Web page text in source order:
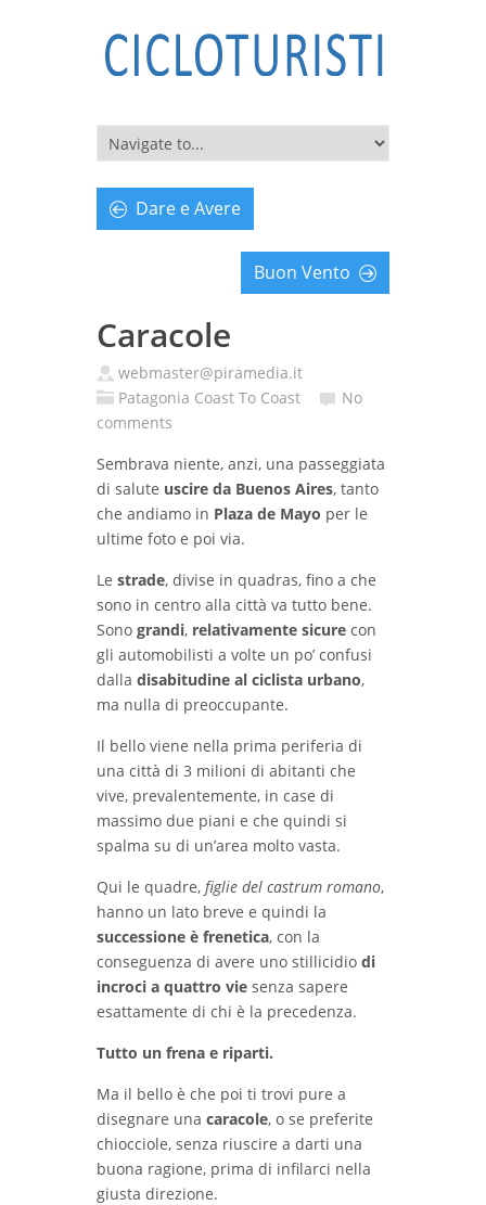
Dare e Avere
Buon Vento
Caracole
webmaster@piramedia.it
Patagonia Coast To Coast
No
comments
Sembrava niente, anzi, una passeggiata
di salute uscire da Buenos Aires, tanto
che andiamo in Plaza de Mayo per le
ultime foto e poi via.
Le strade, divise in quadras, fino a che
sono in centro alla città va tutto bene.
Sono grandi, relativamente sicure con
gli automobilisti a volte un po’ confusi
dalla disabitudine al ciclista urbano,
ma nulla di preoccupante.
Il bello viene nella prima periferia di
una città di 3 milioni di abitanti che
vive, prevalentemente, in case di
massimo due piani e che quindi si
spalma su di un’area molto vasta.
Qui le quadre, figlie del castrum romano,
hanno un lato breve e quindi la
successione è frenetica, con la
conseguenza di avere uno stillicidio di
incroci a quattro vie senza sapere
esattamente di chi è la precedenza.
Tutto un frena e riparti.
Ma il bello è che poi ti trovi pure a
disegnare una caracole, o se preferite
chiocciole, senza riuscire a darti una
buona ragione, prima di infilarci nella
giusta direzione.